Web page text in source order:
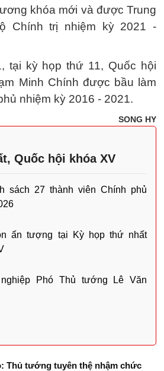
khóa mới và được Trung
Chính trị nhiệm kỳ 2021 -
tại kỳ họp thứ 11, Quốc hội
Minh Chính được bầu làm
nhiệm kỳ 2016 - 2021.
SONG HY
Quốc hội khóa XV
sách 27 thành viên Chính phủ
ấn tượng tại Kỳ họp thứ nhất
nghiệp Phó Thủ tướng Lê Văn
Thủ tướng tuyên thệ nhậm chức